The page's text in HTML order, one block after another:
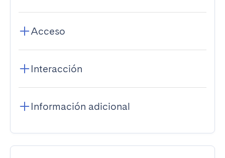
Acceso
Interacción
Información adicional